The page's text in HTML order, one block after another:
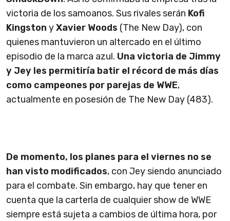
victoria de los samoanos. Sus rivales serán Kofi
Kingston yXavier Woods (The New Day), con
quienes mantuvieron un altercado en el último
episodio de la marca azul. Una victoria de Jimmy
y Jey les permitiría batir el récord de más días
como campeones por parejas de WWE,
actualmente en posesión de The New Day (483).
De momento, los planes para el viernes no se
han visto modificados, con Jey siendo anunciado
para el combate. Sin embargo, hay que tener en
cuenta que la carterla de cualquier show de WWE
siempre está sujeta a cambios de última hora, por